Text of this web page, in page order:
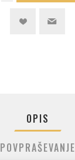
OPIS
POVPRAŠEVANJE